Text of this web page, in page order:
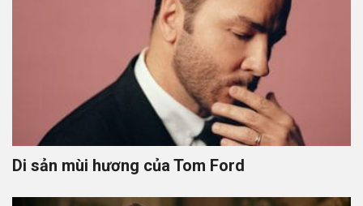
Di sản mùi hương của Tom Ford